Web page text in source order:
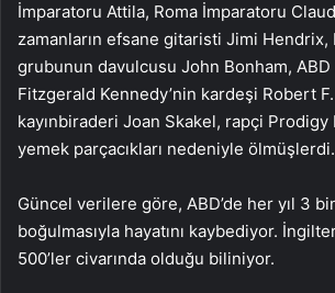
İmparatoru Attila, Roma İmparatoru
zamanların efsane gitaristi Jimi Hendrix,
grubunun davulcusu John Bonham, ABD
Fitzgerald Kennedy’nin kardeşi Robert
kayınbiraderi Joan Skakel, rapçi Prodigy
yemek parçacıkları nedeniyle ölmüşlerdi.
Güncel verilere göre, ABD’de her yıl 3
boğulmasıyla hayatını kaybediyor.
500’ler civarında olduğu biliniyor.